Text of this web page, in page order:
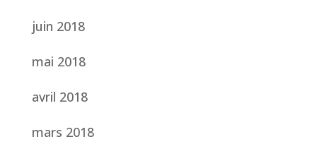
juin 2018
mai 2018
avril 2018
mars 2018